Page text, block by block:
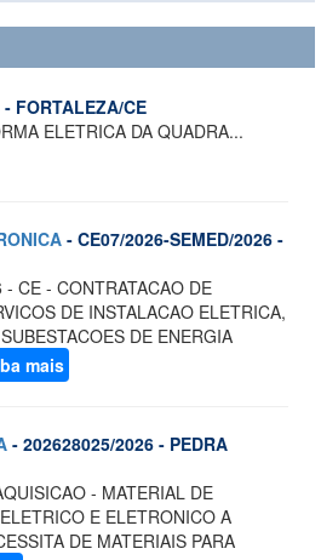
FORTALEZA/CE
ELETRICA DA QUADRA...
- CE07/2026-SEMED/2026 -
CE - CONTRATACAO DE
DE INSTALACAO ELETRICA,
DE ENERGIA
mais
- 202628025/2026 - PEDRA
- MATERIAL DE
E ELETRONICO A
DE MATERIAIS PARA